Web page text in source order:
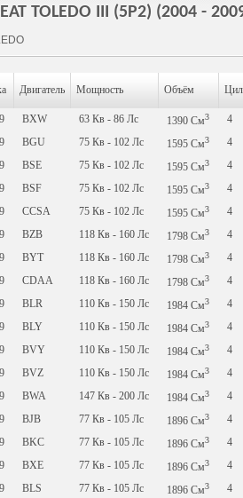
TOLEDO III (5P2) (2004 -
Двигатель Мощность Объём
BXW 63 Кв - 86 Лс 1390 См3
4
BGU 75 Кв - 102 Лс 1595 См3
4
BSE 75 Кв - 102 Лс 1595 См3
4
BSF 75 Кв - 102 Лс 1595 См3
4
CCSA 75 Кв - 102 Лс 1595 См3
4
BZB 118 Кв - 160 Лс 1798 См3
4
BYT 118 Кв - 160 Лс 1798 См3
4
CDAA 118 Кв - 160 Лс 1798 См3
4
BLR 110 Кв - 150 Лс 1984 См3
4
BLY 110 Кв - 150 Лс 1984 См3
4
BVY 110 Кв - 150 Лс 1984 См3
4
BVZ 110 Кв - 150 Лс 1984 См3
4
BWA 147 Кв - 200 Лс 1984 См3
4
BJB 77 Кв - 105 Лс 1896 См3
4
BKC 77 Кв - 105 Лс 1896 См3
4
BXE 77 Кв - 105 Лс 1896 См3
4
BLS 77 Кв - 105 Лс 1896 См3
4